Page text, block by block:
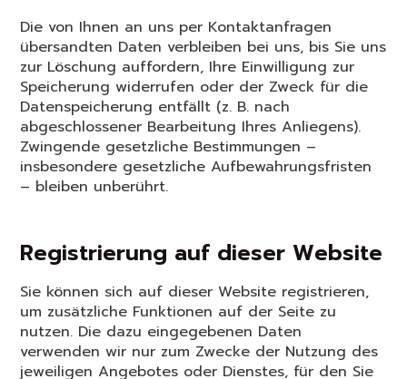
Die von Ihnen an uns per Kontaktanfragen
übersandten Daten verbleiben bei uns, bis Sie uns
zur Löschung auffordern, Ihre Einwilligung zur
Speicherung widerrufen oder der Zweck für die
Datenspeicherung entfällt (z. B. nach
abgeschlossener Bearbeitung Ihres Anliegens).
Zwingende gesetzliche Bestimmungen –
insbesondere gesetzliche Aufbewahrungsfristen
– bleiben unberührt.
Registrierung auf dieser Website
Sie können sich auf dieser Website registrieren,
um zusätzliche Funktionen auf der Seite zu
nutzen. Die dazu eingegebenen Daten
verwenden wir nur zum Zwecke der Nutzung des
jeweiligen Angebotes oder Dienstes, für den Sie